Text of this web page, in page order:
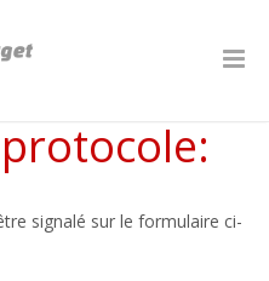
signalé sur le formulaire ci-